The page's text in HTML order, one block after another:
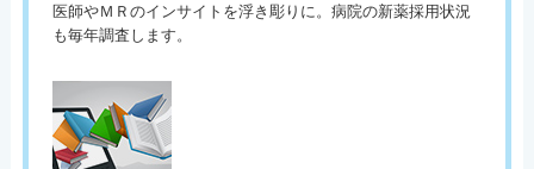
医師やＭＲのインサイトを浮き彫りに。病院の新薬採用状況
も毎年調査します。